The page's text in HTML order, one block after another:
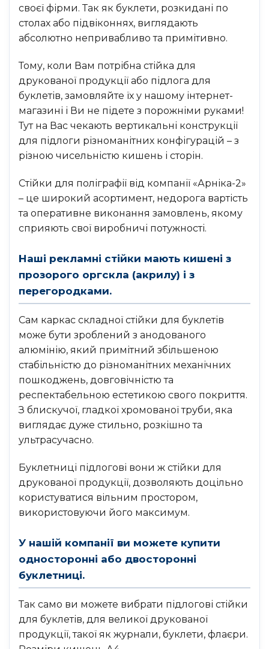
своєї фірми. Так як буклети, розкидані по
столах або підвіконнях, виглядають
абсолютно непривабливо та примітивно.
Тому, коли Вам потрібна стійка для
друкованої продукції або підлога для
буклетів, замовляйте їх у нашому інтернет-
магазині і Ви не підете з порожніми руками!
Тут на Вас чекають вертикальні конструкції
для підлоги різноманітних конфігурацій – з
різною чисельністю кишень і сторін.
Стійки для поліграфії від компанії «Арніка-2»
– це широкий асортимент, недорога вартість
та оперативне виконання замовлень, якому
сприяють свої виробничі потужності.
Наші рекламні стійки мають кишені з
прозорого оргскла (акрилу) і з
перегородками.
Сам каркас складної стійки для буклетів
може бути зроблений з анодованого
алюмінію, який примітний збільшеною
стабільністю до різноманітних механічних
пошкоджень, довговічністю та
респектабельною естетикою свого покриття.
З блискучої, гладкої хромованої труби, яка
виглядає дуже стильно, розкішно та
ультрасучасно.
Буклетниці підлогові вони ж стійки для
друкованої продукції, дозволяють доцільно
користуватися вільним простором,
використовуючи його максимум.
У нашій компанії ви можете купити
односторонні або двосторонні
буклетниці.
Так само ви можете вибрати підлогові стійки
для буклетів, для великої друкованої
продукції, такої як журнали, буклети, флаєри.